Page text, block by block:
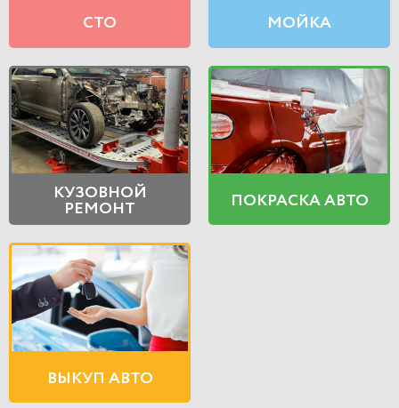
СТО МОЙКА
КУЗОВНОЙ
РЕМОНТ ПОКРАСКА АВТО
ВЫКУП АВТО